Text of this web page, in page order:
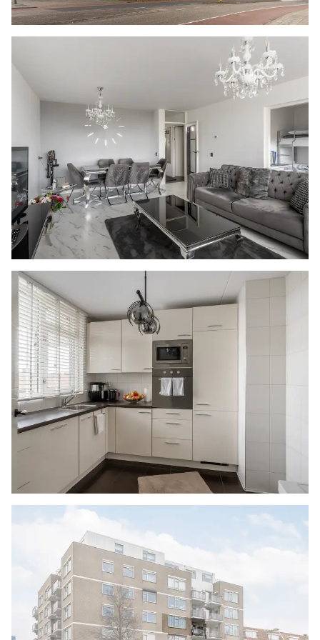
een douchecabine, een wastafelmeubel, een
zwevend toilet en een handdoeken radiator.
Daarnaast bevinden zich hier de aansluitingen
voor de wasmachine en de droger en er is een
vaste kast aanwezig, met daarin de opstelling
van de Cv-ketel.
De eerste slaapkamer is gelegen aan de
galerijzijde en heeft net als de tweede
slaapkamer, gestuukte wanden en een
marmerlook laminaatvloer.
BIJZONDERHEDEN
- Volledig voorzien van houten kozijnen met
dubbel glas
- Het balkon is opnieuw betegeld (2023)
- Opnieuw gestuukt en geschilderd (2022)
- Nieuwe stopcontacten geplaatst in de
woonkamer (2022)
- Vaatwasser, inductiekookplaat en afzuigkap
vernieuwd (2022)
- Nieuwe binnendeuren geplaatst (2025)
- Cv-ketel (2018)
- Externe berging met verlichting
- Gezamenlijke fietsenstalling
- Vrij parkeren rondom het complex
- Actieve VvE (bijdrage €194,- per maand)
- Bouwjaar 1989
- Energielabel B
- Oplevering in overleg